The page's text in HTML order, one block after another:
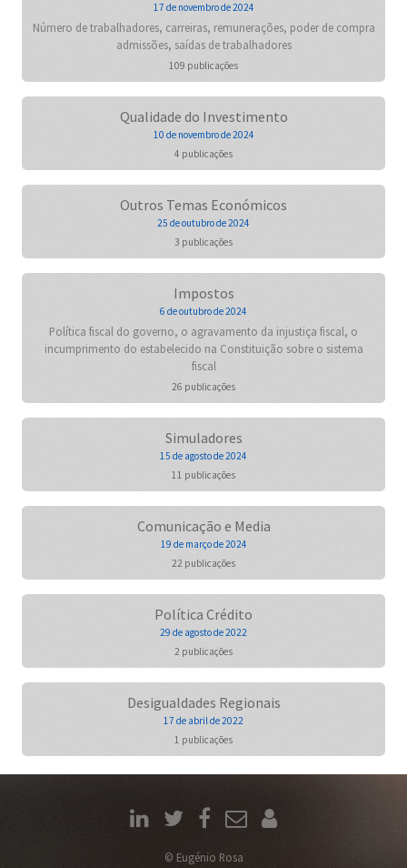
17 de novembro de 2024
Número de trabalhadores, carreiras, remunerações, poder de compra
admissões, saídas de trabalhadores
109 publicações
Qualidade do Investimento
10 de novembro de 2024
4 publicações
Outros Temas Económicos
25 de outubro de 2024
3 publicações
Impostos
6 de outubro de 2024
Política fiscal do governo, o agravamento da injustiça fiscal, o
incumprimento do estabelecido na Constituição sobre o sistema
fiscal
26 publicações
Simuladores
15 de agosto de 2024
11 publicações
Comunicação e Media
19 de março de 2024
22 publicações
Política Crédito
29 de agosto de 2022
2 publicações
Desigualdades Regionais
17 de abril de 2022
1 publicações
© Eugénio Rosa